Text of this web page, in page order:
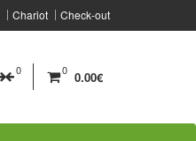
Chariot Check-out
0 0 0.00€